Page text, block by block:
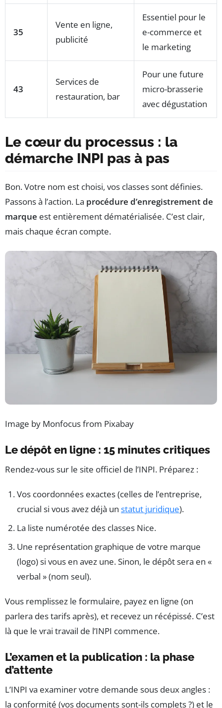
35
Vente en ligne,
publicité
Essentiel pour le
e-commerce et
le marketing
43
Services de
restauration, bar
Pour une future
micro-brasserie
avec dégustation
Le cœur du processus : la
démarche INPI pas à pas
Bon. Votre nom est choisi, vos classes sont définies.
Passons à l’action. La procédure d’enregistrement de
marque est entièrement dématérialisée. C’est clair,
mais chaque écran compte.
Image by Monfocus from Pixabay
Le dépôt en ligne : 15 minutes critiques
Rendez-vous sur le site officiel de l’INPI. Préparez :
Vos coordonnées exactes (celles de l’entreprise,
crucial si vous avez déjà un statut juridique).
La liste numérotée des classes Nice.
Une représentation graphique de votre marque
(logo) si vous en avez une. Sinon, le dépôt sera en «
verbal » (nom seul).
Vous remplissez le formulaire, payez en ligne (on
parlera des tarifs après), et recevez un récépissé. C’est
là que le vrai travail de l’INPI commence.
L’examen et la publication : la phase
d’attente
L’INPI va examiner votre demande sous deux angles :
la conformité (vos documents sont-ils complets ?) et le